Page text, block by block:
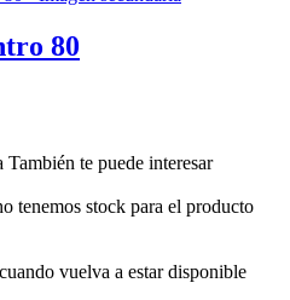
80
tenemos stock para el producto
vuelva a estar disponible